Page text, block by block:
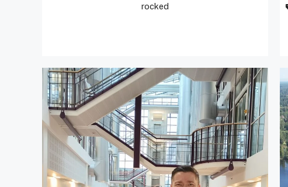
rocked